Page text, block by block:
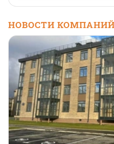
НОВОСТИ КОМПАНИЙ